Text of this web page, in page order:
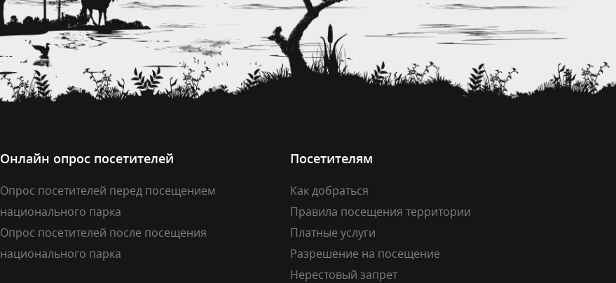
Онлайн опрос посетителей
Опрос посетителей перед посещением
национального парка
Опрос посетителей после посещения
национального парка
Посетителям
Как добраться
Правила посещения территории
Платные услуги
Разрешение на посещение
Нерестовый запрет